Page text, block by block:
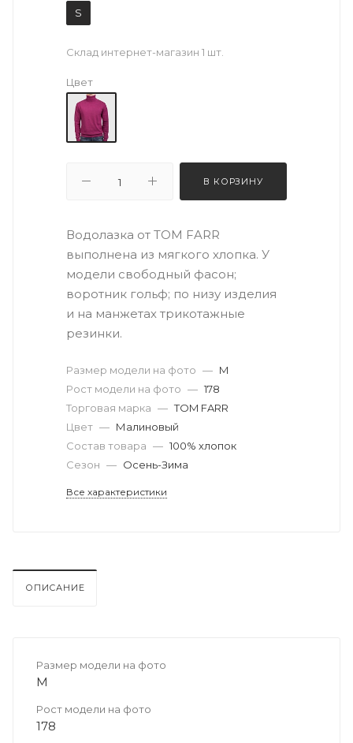
S
Склад интернет-магазин 1 шт.
Цвет
В КОРЗИНУ
Водолазка от TOM FARR
выполнена из мягкого хлопка. У
модели свободный фасон;
воротник гольф; по низу изделия
и на манжетах трикотажные
резинки.
Размер модели на фото — M
Рост модели на фото — 178
Торговая марка — TOM FARR
Цвет — Малиновый
Состав товара — 100% хлопок
Сезон — Осень-Зима
Все характеристики
ОПИСАНИЕ
Размер модели на фото
M
Рост модели на фото
178